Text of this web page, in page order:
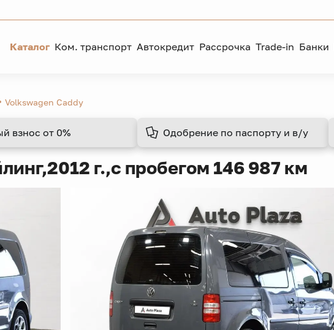
Каталог Ком. транспорт Автокредит Рассрочка Trade-in Банки
Volkswagen Caddy
взнос от 0% Одобрение по паспорту и в/у
2012 г.,с пробегом 146 987 км